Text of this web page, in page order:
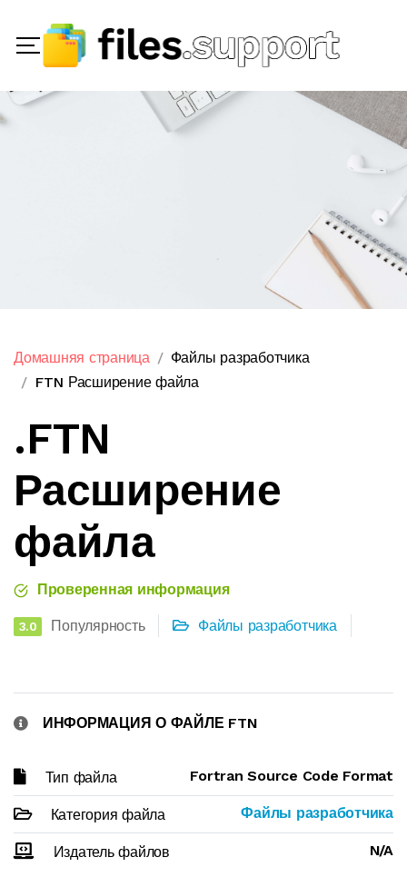
Домашняя страница
Файлы разработчика
FTN Расширение файла
.FTN
Расширение
файла
Проверенная информация
3.0 Популярность Файлы разработчика
ИНФОРМАЦИЯ О ФАЙЛЕ FTN
Тип файла Fortran Source Code Format
Категория файла Файлы разработчика
Издатель файлов N/A